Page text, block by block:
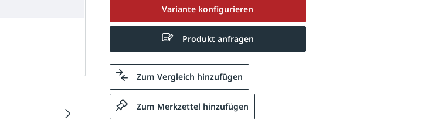
Variante konfigurieren
Produkt anfragen
Zum Vergleich hinzufügen
Zum Merkzettel hinzufügen